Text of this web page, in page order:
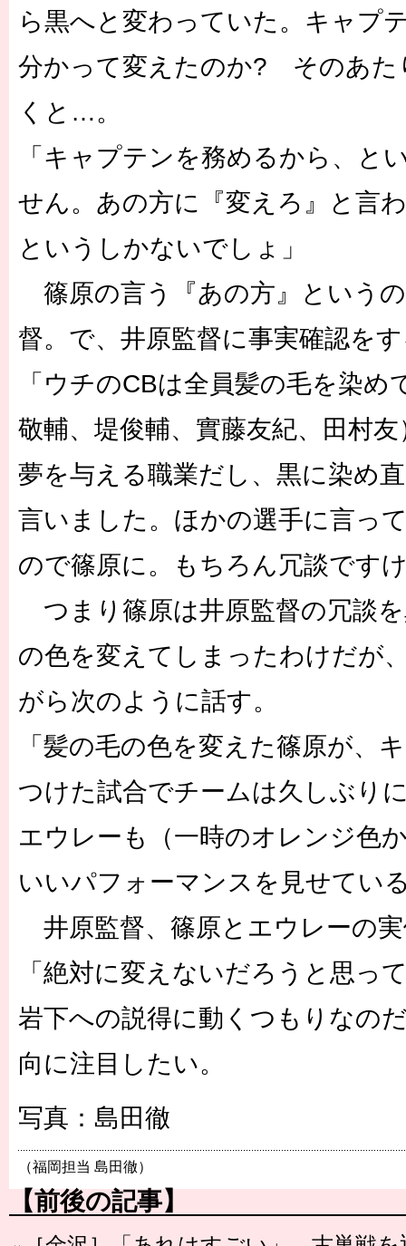
ら黒へと変わっていた。キャプ
分かって変えたのか? そのあた
くと…。
「キャプテンを務めるから、と
せん。あの方に『変えろ』と言
というしかないでしょ」
篠原の言う『あの方』という
督。で、井原監督に事実確認を
「ウチのCBは全員髪の毛を染め
敬輔、堤俊輔、實藤友紀、田村
夢を与える職業だし、黒に染め
言いました。ほかの選手に言っ
ので篠原に。もちろん冗談です
つまり篠原は井原監督の冗談
の色を変えてしまったわけだが
がら次のように話す。
「髪の毛の色を変えた篠原が、
つけた試合でチームは久しぶり
エウレーも（一時のオレンジ色
いいパフォーマンスを見せてい
井原監督、篠原とエウレーの
「絶対に変えないだろうと思っ
岩下への説得に動くつもりなの
向に注目したい。
写真：島田徹
（福岡担当 島田徹）
【前後の記事】